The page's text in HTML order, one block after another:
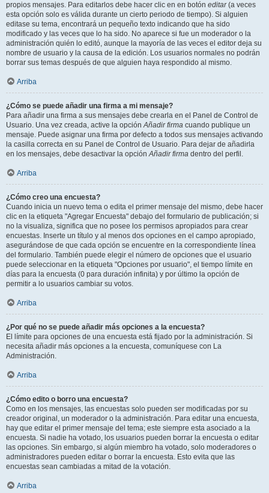
propios mensajes. Para editarlos debe hacer clic en en botón editar(a veces
esta opción solo es válida durante un cierto periodo de tiempo). Si alguien
editase su tema, encontrará un pequeño texto indicando que ha sido
modificado y las veces que lo ha sido. No aparece si fue un moderador o la
administración quién lo editó, aunque la mayoría de las veces el editor deja su
nombre de usuario y la causa de la edición. Los usuarios normales no podrán
borrar sus temas después de que alguien haya respondido al mismo.
Arriba
¿Cómo se puede añadir una firma a mi mensaje?
Para añadir una firma a sus mensajes debe crearla en el Panel de Control de
Usuario. Una vez creada, active la opciónAñadir firma cuando publique un
mensaje. Puede asignar una firma por defecto a todos sus mensajes activando
la casilla correcta en su Panel de Control de Usuario. Para dejar de añadirla
en los mensajes, debe desactivar la opciónAñadir firma dentro del perfil.
Arriba
¿Cómo creo una encuesta?
Cuando inicia un nuevo tema o edita el primer mensaje del mismo, debe hacer
clic en la etiqueta "Agregar Encuesta" debajo del formulario de publicación; si
no la visualiza, significa que no posee los permisos apropiados para crear
encuestas. Inserte un título y al menos dos opciones en el campo apropiado,
asegurándose de que cada opción se encuentre en la correspondiente línea
del formulario. También puede elegir el número de opciones que el usuario
puede seleccionar en la etiqueta "Opciones por usuario", el tiempo límite en
días para la encuesta (0 para duración infinita) y por último la opción de
permitir a lo usuarios cambiar su votos.
Arriba
¿Por qué no se puede añadir más opciones a la encuesta?
El límite para opciones de una encuesta está fijado por la administración. Si
necesita añadir más opciones a la encuesta, comuníquese con La
Administración.
Arriba
¿Cómo edito o borro una encuesta?
Como en los mensajes, las encuestas solo pueden ser modificadas por su
creador original, un moderador o la administración. Para editar una encuesta,
hay que editar el primer mensaje del tema; este siempre esta asociado a la
encuesta. Si nadie ha votado, los usuarios pueden borrar la encuesta o editar
las opciones. Sin embargo, si algún miembro ha votado, solo moderadores o
administradores pueden editar o borrar la encuesta. Esto evita que las
encuestas sean cambiadas a mitad de la votación.
Arriba